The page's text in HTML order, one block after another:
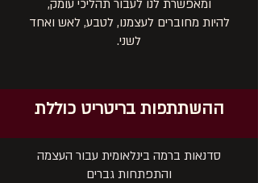
ומאפשרת לנו לעבור תהליכי עומק,
להיות מחוברים לעצמנו, לטבע, לאש ואחד
לשני.
ההשתתפות בריטריט כוללת
סדנאות ברמה בינלאומית עבור העצמה
והתפתחות גברים